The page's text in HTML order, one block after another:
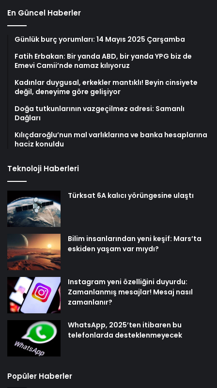
En Güncel Haberler
Günlük burç yorumları: 14 Mayıs 2025 Çarşamba
Fatih Erbakan: Bir yanda ABD, bir yanda YPG biz de
Emevi Camii’nde namaz kılıyoruz
Kadınlar duygusal, erkekler mantıklı! Beyin cinsiyete
değil, deneyime göre gelişiyor
Doğa tutkunlarının vazgeçilmez adresi: Samanlı
Dağları
Kılıçdaroğlu’nun mal varlıklarına ve banka hesaplarına
haciz konuldu
Teknoloji Haberleri
Türksat 6A kalıcı yörüngesine ulaştı
Bilim insanlarından yeni keşif: Mars’ta
eskiden yaşam var mıydı?
Instagram yeni özelliğini duyurdu:
Zamanlanmış mesajlar! Mesaj nasıl
zamanlanır?
WhatsApp, 2025’ten itibaren bu
telefonlarda desteklenmeyecek
Popüler Haberler